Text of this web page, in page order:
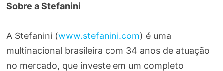
Sobre a Stefanini
A Stefanini (www.stefanini.com) é uma
multinacional brasileira com 34 anos de atuação
no mercado, que investe em um completo